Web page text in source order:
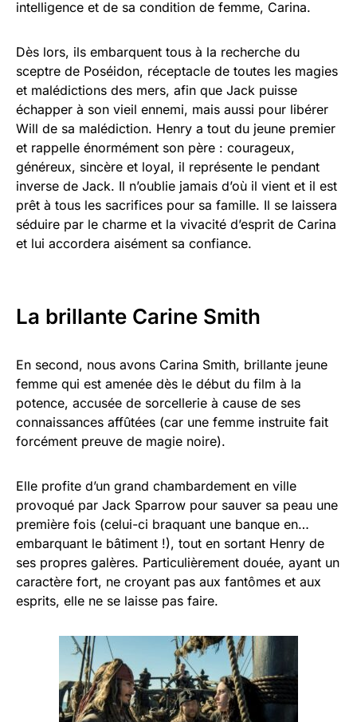
intelligence et de sa condition de femme, Carina.
Dès lors, ils embarquent tous à la recherche du
sceptre de Poséidon, réceptacle de toutes les magies
et malédictions des mers, afin que Jack puisse
échapper à son vieil ennemi, mais aussi pour libérer
Will de sa malédiction. Henry a tout du jeune premier
et rappelle énormément son père : courageux,
généreux, sincère et loyal, il représente le pendant
inverse de Jack. Il n’oublie jamais d’où il vient et il est
prêt à tous les sacrifices pour sa famille. Il se laissera
séduire par le charme et la vivacité d’esprit de Carina
et lui accordera aisément sa confiance.
La brillante Carine Smith
En second, nous avons Carina Smith, brillante jeune
femme qui est amenée dès le début du film à la
potence, accusée de sorcellerie à cause de ses
connaissances affûtées (car une femme instruite fait
forcément preuve de magie noire).
Elle profite d’un grand chambardement en ville
provoqué par Jack Sparrow pour sauver sa peau une
première fois (celui-ci braquant une banque en…
embarquant le bâtiment !), tout en sortant Henry de
ses propres galères. Particulièrement douée, ayant un
caractère fort, ne croyant pas aux fantômes et aux
esprits, elle ne se laisse pas faire.